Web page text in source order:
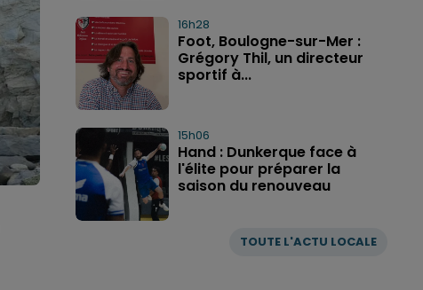
TOUTE L'ACTU LOCALE
16h28
Foot, Boulogne-sur-Mer :
Grégory Thil, un directeur
sportif à...
15h06
Hand : Dunkerque face à
l'élite pour préparer la
saison du renouveau